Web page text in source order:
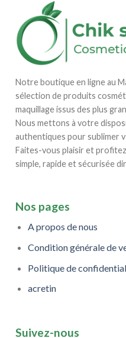
Notre boutique en ligne au
sélection de produits
maquillage issus des plus
Nous mettons à votre
authentiques pour sublimer
Faites-vous plaisir et
simple, rapide et sécurisée
Nos pages
A propos de nous
Condition générale de
Politique de
acretin
Suivez-nous